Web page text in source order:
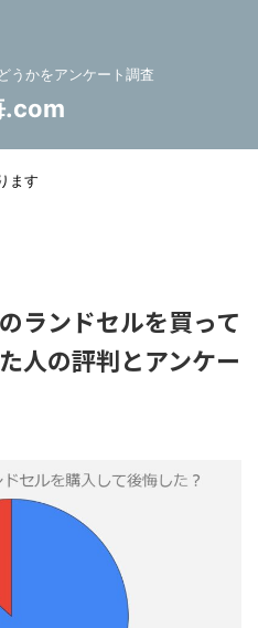
うかをアンケート調査
.com
ます
ランドセルを買って
人の評判とアンケー